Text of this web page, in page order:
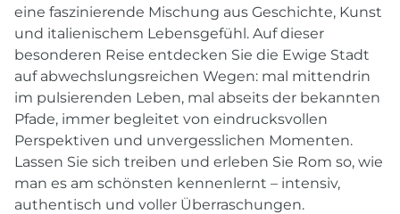
eine faszinierende Mischung aus Geschichte, Kunst
und italienischem Lebensgefühl. Auf dieser
besonderen Reise entdecken Sie die Ewige Stadt
auf abwechslungsreichen Wegen: mal mittendrin
im pulsierenden Leben, mal abseits der bekannten
Pfade, immer begleitet von eindrucksvollen
Perspektiven und unvergesslichen Momenten.
Lassen Sie sich treiben und erleben Sie Rom so, wie
man es am schönsten kennenlernt – intensiv,
authentisch und voller Überraschungen.